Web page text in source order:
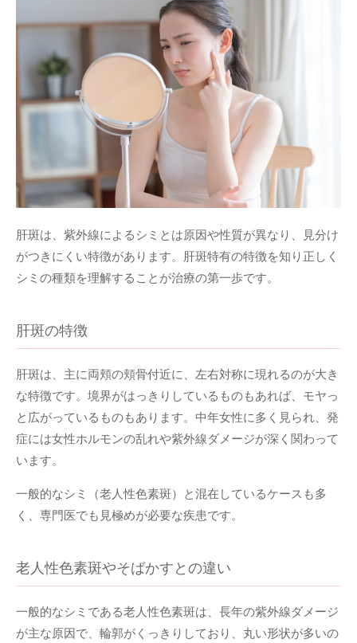
肝斑は、紫外線によるシミとは原因や性質が異なり、見分け
がつきにくい特徴があります。肝斑特有の特徴を知り正しく
シミの種類を理解することが治療の第一歩です。
肝斑の特徴
肝斑は、主に両頬の頬骨付近に、左右対称に現れるのが大き
な特徴です。境界がはっきりしているものもあれば、モヤっ
と広がっているものもあります。中年女性に多く見られ、発
症には女性ホルモンの乱れや紫外線ダメージが深く関わって
います。
一般的なシミ（老人性色素斑）と混在しているケースも多
く、専門医でも見極めが必要な疾患です。
老人性色素斑やそばかすとの違い
一般的なシミである老人性色素斑は、長年の紫外線ダメージ
が主な原因で、輪郭がくっきりしており、丸い形状が多いの